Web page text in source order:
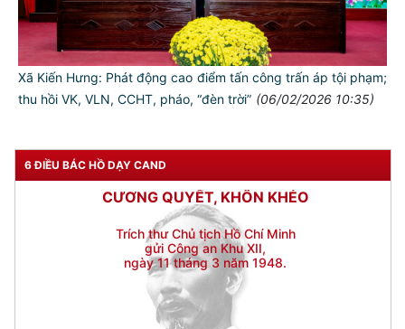
Xã Kiến Hưng: Phát động cao điểm tấn công trấn áp tội phạm;
thu hồi VK, VLN, CCHT, pháo, “đèn trời” (06/02/2026 10:35)
6 ĐIỀU BÁC HỒ DẠY CAND
Đối với nhân dân, phải
KÍNH TRỌNG LỄ PHÉP
Đối với công việc, phải
TẬN TỤY
Đối với địch, phải
Trích thư Chủ tịch Hồ Chí Minh
gửi Công an Khu XII,
ngày 11 tháng 3 năm 1948.